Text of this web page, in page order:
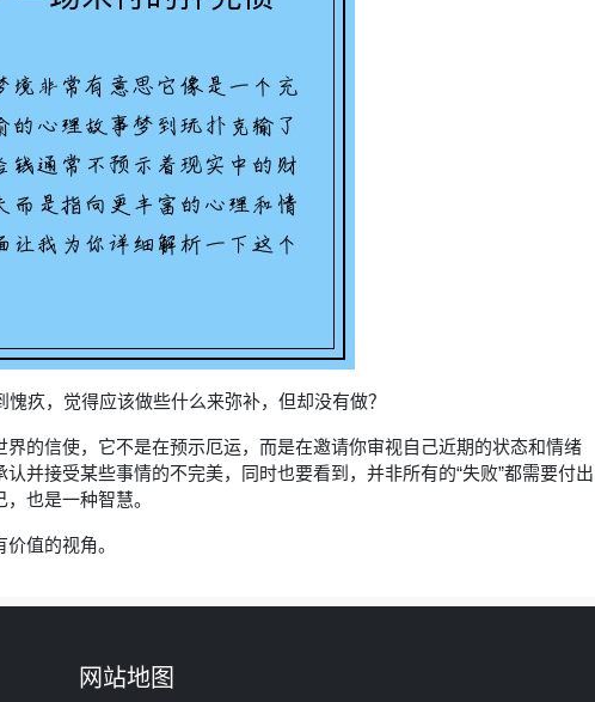
疚，觉得应该做些什么来弥补，但却没有做？
的信使，它不是在预示厄运，而是在邀请你审视自己近期的状态和情绪
并接受某些事情的不完美，同时也要看到，并非所有的“失败”都需要付出
也是一种智慧。
值的视角。
网站地图